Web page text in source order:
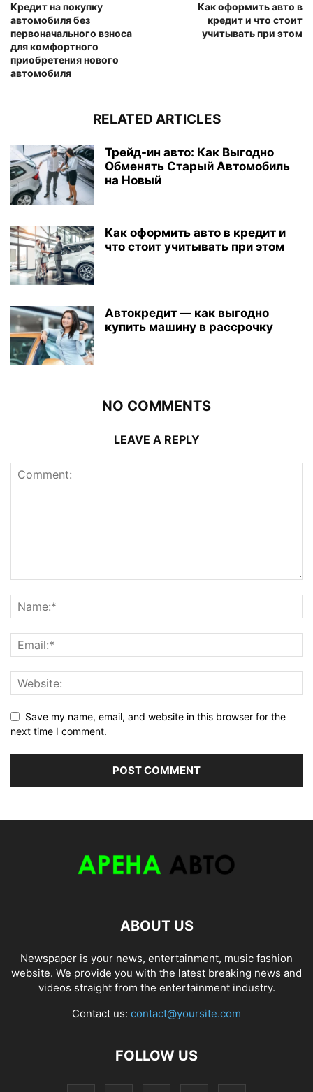
Кредит на покупку
автомобиля без
первоначального взноса
для комфортного
приобретения нового
автомобиля
Как оформить авто в
кредит и что стоит
учитывать при этом
RELATED ARTICLES
Трейд-ин авто: Как Выгодно
Обменять Старый Автомобиль
на Новый
Как оформить авто в кредит и
что стоит учитывать при этом
Автокредит — как выгодно
купить машину в рассрочку
NO COMMENTS
LEAVE A REPLY
Save my name, email, and website in this browser for the
next time I comment.
ABOUT US
Newspaper is your news, entertainment, music fashion
website. We provide you with the latest breaking news and
videos straight from the entertainment industry.
Contact us: contact@yoursite.com
FOLLOW US